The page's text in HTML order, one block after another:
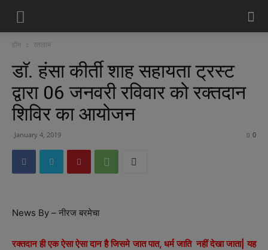
होम रतलाम
डाॅ. हंसा कीर्ती शाह सहायता ट्रस्ट
द्वारा 06 जनवरी रविवार को रक्तदान
शिविर का आयोजन
January 4, 2019 0
News By – नीरज बरमेचा
रक्तदान ही एक ऐसा ऐसा दान है जिसमे जात पात, धर्म जाति नहीं देखा जाता| यह